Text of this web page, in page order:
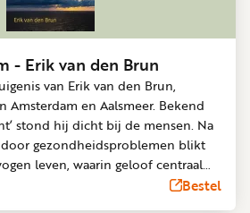
- Erik van den Brun
van Erik van den Brun,
Amsterdam en Aalsmeer. Bekend
stond hij dicht bij de mensen. Na
gezondheidsproblemen blikt
leven, waarin geloof centraal
zijn broer Bert door zelfdoding enBestel